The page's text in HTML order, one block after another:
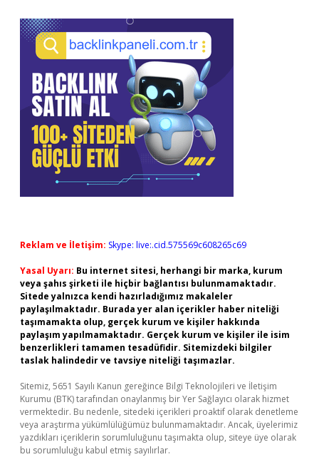
Reklam ve İletişim: Skype: live:.cid.575569c608265c69
Yasal Uyarı: Bu internet sitesi, herhangi bir marka, kurum
veya şahıs şirketi ile hiçbir bağlantısı bulunmamaktadır.
Sitede yalnızca kendi hazırladığımız makaleler
paylaşılmaktadır. Burada yer alan içerikler haber niteliği
taşımamakta olup, gerçek kurum ve kişiler hakkında
paylaşım yapılmamaktadır. Gerçek kurum ve kişiler ile isim
benzerlikleri tamamen tesadüfidir. Sitemizdeki bilgiler
taslak halindedir ve tavsiye niteliği taşımazlar.
Sitemiz, 5651 Sayılı Kanun gereğince Bilgi Teknolojileri ve İletişim
Kurumu (BTK) tarafından onaylanmış bir Yer Sağlayıcı olarak hizmet
vermektedir. Bu nedenle, sitedeki içerikleri proaktif olarak denetleme
veya araştırma yükümlülüğümüz bulunmamaktadır. Ancak, üyelerimiz
yazdıkları içeriklerin sorumluluğunu taşımakta olup, siteye üye olarak
bu sorumluluğu kabul etmiş sayılırlar.